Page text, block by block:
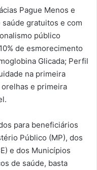
Pague Menos e
gratuitos e com
público
de esmorecimento
Glicada; Perfil
na primeira
e primeira
para beneficiários
Público (MP), dos
e dos Municípios
de saúde, basta